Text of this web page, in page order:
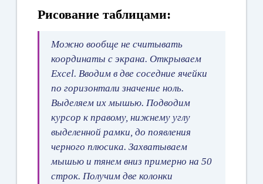
Рисование таблицами:
Можно вообще не считывать
координаты с экрана. Открываем
Excel. Вводим в две соседние ячейки
по горизонтали значение ноль.
Выделяем их мышью. Подводим
курсор к правому, нижнему углу
выделенной рамки, до появления
черного плюсика. Захватываем
мышью и тянем вниз примерно на 50
строк. Получим две колонки